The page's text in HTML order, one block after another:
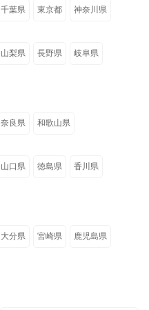
千葉県 東京都 神奈川県
山梨県 長野県 岐阜県
奈良県 和歌山県
山口県 徳島県 香川県
大分県 宮崎県 鹿児島県